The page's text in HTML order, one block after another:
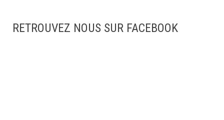
RETROUVEZ NOUS SUR FACEBOOK